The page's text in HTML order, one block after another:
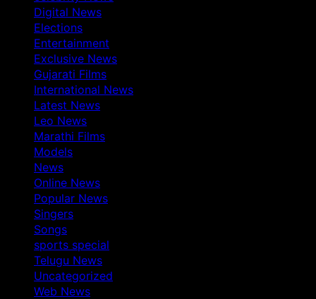
Digital News
Elections
Entertainment
Exclusive News
Gujarati Films
International News
Latest News
Leo News
Marathi Films
Models
News
Online News
Popular News
Singers
Songs
sports special
Telugu News
Uncategorized
Web News